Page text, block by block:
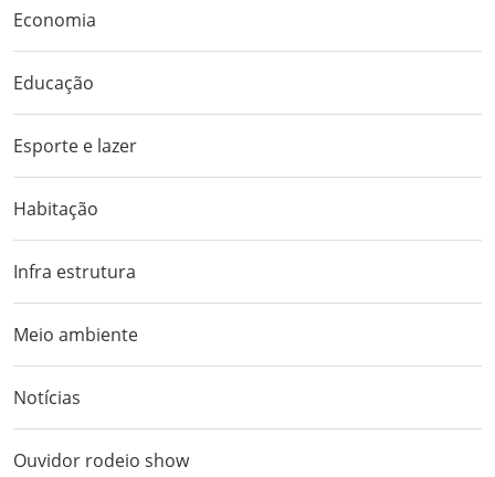
Economia
Educação
Esporte e lazer
Habitação
Infra estrutura
Meio ambiente
Notícias
Ouvidor rodeio show